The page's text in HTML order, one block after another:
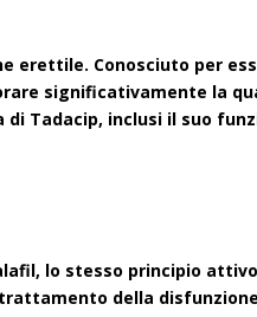
erettile. Conosciuto per
significativamente la
Tadacip, inclusi il suo
lo stesso principio
della